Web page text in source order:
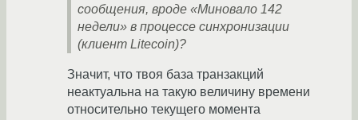
сообщения, вроде «Миновало 142
недели» в процессе синхронизации
(клиент Litecoin)?
Значит, что твоя база транзакций
неактуальна на такую величину времени
относительно текущего момента